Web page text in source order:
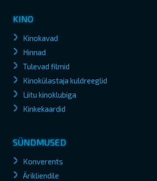
KINO
Kinokavad
Hinnad
Tulevad filmid
Kinokülastaja kuldreeglid
Liitu kinoklubiga
Kinkekaardid
SÜNDMUSED
Konverents
Ärikliendile